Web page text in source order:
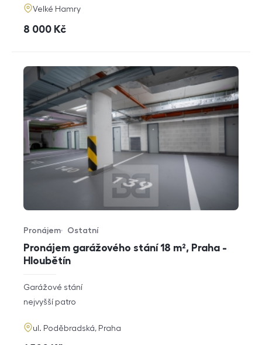
adresa
Velké Hamry
cena
8 000 Kč
Pronájem garážového stání 18 m², Praha -
Hloubětín
Typ nabídky
Pronájem
Typ nemovitosti
Ostatní
rozměry
dispozice
Garážové stání
funkce
nejvyšší patro
adresa
ul. Poděbradská, Praha